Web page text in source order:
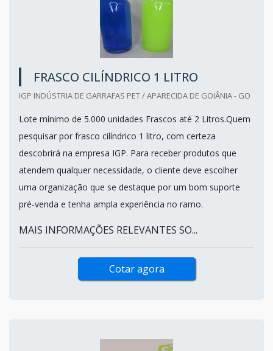
FRASCO CILÍNDRICO 1 LITRO
IGP INDÚSTRIA DE GARRAFAS PET / APARECIDA DE GOIÂNIA - GO
Lote mínimo de 5.000 unidades Frascos até 2 Litros.Quem
pesquisar por frasco cilíndrico 1 litro, com certeza
descobrirá na empresa IGP. Para receber produtos que
atendem qualquer necessidade, o cliente deve escolher
uma organização que se destaque por um bom suporte
pré-venda e tenha ampla experiência no ramo.
MAIS INFORMAÇÕES RELEVANTES SO...
Cotar agora